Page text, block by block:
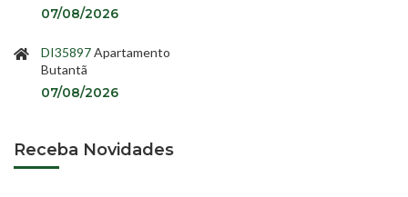
07/08/2026
DI35897Apartamento
Butantã
07/08/2026
Receba Novidades